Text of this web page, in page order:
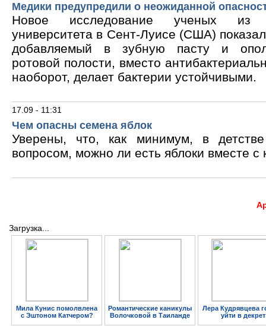
Медики предупредили о неожиданной
Новое исследование ученых из
университета в Сент-Луисе (США)
добавляемый в зубную пасту и
ротовой полости, вместо
наоборот, делает бактерии устойчивыми.
17.09 - 11:31
Чем опасны семена яблок
Уверены, что, как минимум, в
вопросом, можно ли есть яблоки вместе с
Загрузка...
Мила Кунис помолвлена
с Эштоном Катчером?
Романтические каникулы
Волочковой в Таиланде
Лера Кудрявцева
уйти в декрет